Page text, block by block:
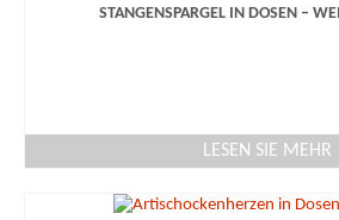
STANGENSPARGEL IN DOSEN –
LESEN SIE MEHR